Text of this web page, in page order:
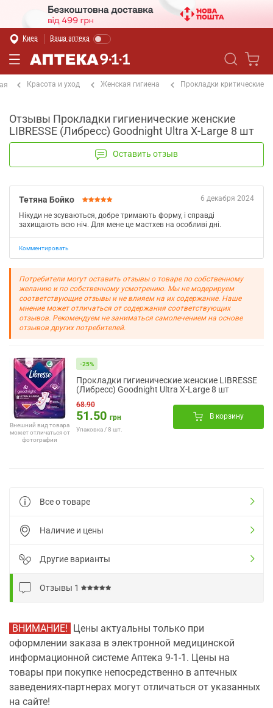
Киев Ваша аптека
Красота и уход Женская гигиена Прокладки критические
Отзывы Прокладки гигиенические женские
LIBRESSE (Либресс) Goodnight Ultra X-Large 8 шт
Оставить отзыв
6 декабря 2024
Тетяна Бойко
Нікуди не зсуваються, добре тримають форму, і справді
захищають всю ніч. Для мене це мастхев на особливі дні.
Комментировать
Потребители могут оставить отзывы о товаре по собственному
желанию и по собственному усмотрению. Мы не модерируем
соответствующие отзывы и не влияем на их содержание. Наше
мнение может отличаться от содержания соответствующих
отзывов. Рекомендуем не заниматься самолечением на основе
отзывов других потребителей.
Внешний вид товара
может отличаться от
фотографии
-25%
Прокладки гигиенические женские LIBRESSE
(Либресс) Goodnight Ultra X-Large 8 шт
68.90
51.50 грн
Упаковка / 8 шт.
В корзину
Все о товаре
Наличие и цены
Другие варианты
Отзывы 1
ВНИМАНИЕ! Цены актуальны только при
оформлении заказа в электронной медицинской
информационной системе Аптека 9-1-1. Цены на
товары при покупке непосредственно в аптечных
заведениях-партнерах могут отличаться от указанных
на сайте!